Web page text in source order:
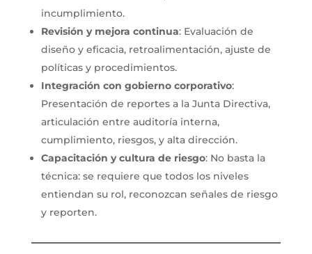
incumplimiento.
Revisión y mejora continua: Evaluación de
diseño y eficacia, retroalimentación, ajuste de
políticas y procedimientos.
Integración con gobierno corporativo:
Presentación de reportes a la Junta Directiva,
articulación entre auditoría interna,
cumplimiento, riesgos, y alta dirección.
Capacitación y cultura de riesgo: No basta la
técnica: se requiere que todos los niveles
entiendan su rol, reconozcan señales de riesgo
y reporten.